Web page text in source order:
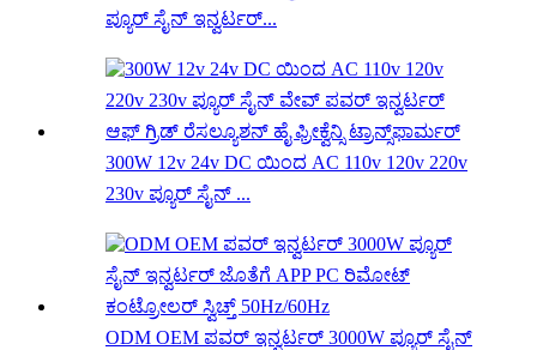
ಪ್ಯೂರ್ ಸೈನ್ ಇನ್ವರ್ಟರ್...
300W 12v 24v DC ಯಿಂದ AC 110v 120v 220v
230v ಪ್ಯೂರ್ ಸೈನ್ ...
ODM OEM ಪವರ್ ಇನ್ವರ್ಟರ್ 3000W ಪ್ಯೂರ್ ಸೈನ್